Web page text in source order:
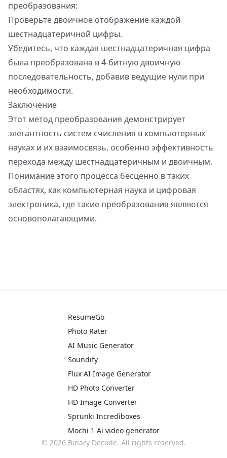
преобразования:
Проверьте двоичное отображение каждой
шестнадцатеричной цифры.
Убедитесь, что каждая шестнадцатеричная цифра
была преобразована в 4-битную двоичную
последовательность, добавив ведущие нули при
необходимости.
Заключение
Этот метод преобразования демонстрирует
элегантность систем счисления в компьютерных
науках и их взаимосвязь, особенно эффективность
перехода между шестнадцатеричным и двоичным.
Понимание этого процесса бесценно в таких
областях, как компьютерная наука и цифровая
электроника, где такие преобразования являются
основополагающими.
ResumeGo
Photo Rater
AI Music Generator
Soundify
Flux AI Image Generator
HD Photo Converter
HD Image Converter
Sprunki Incrediboxes
Mochi 1 Ai video generator
© 2026Binary Decode. All rights reserved.